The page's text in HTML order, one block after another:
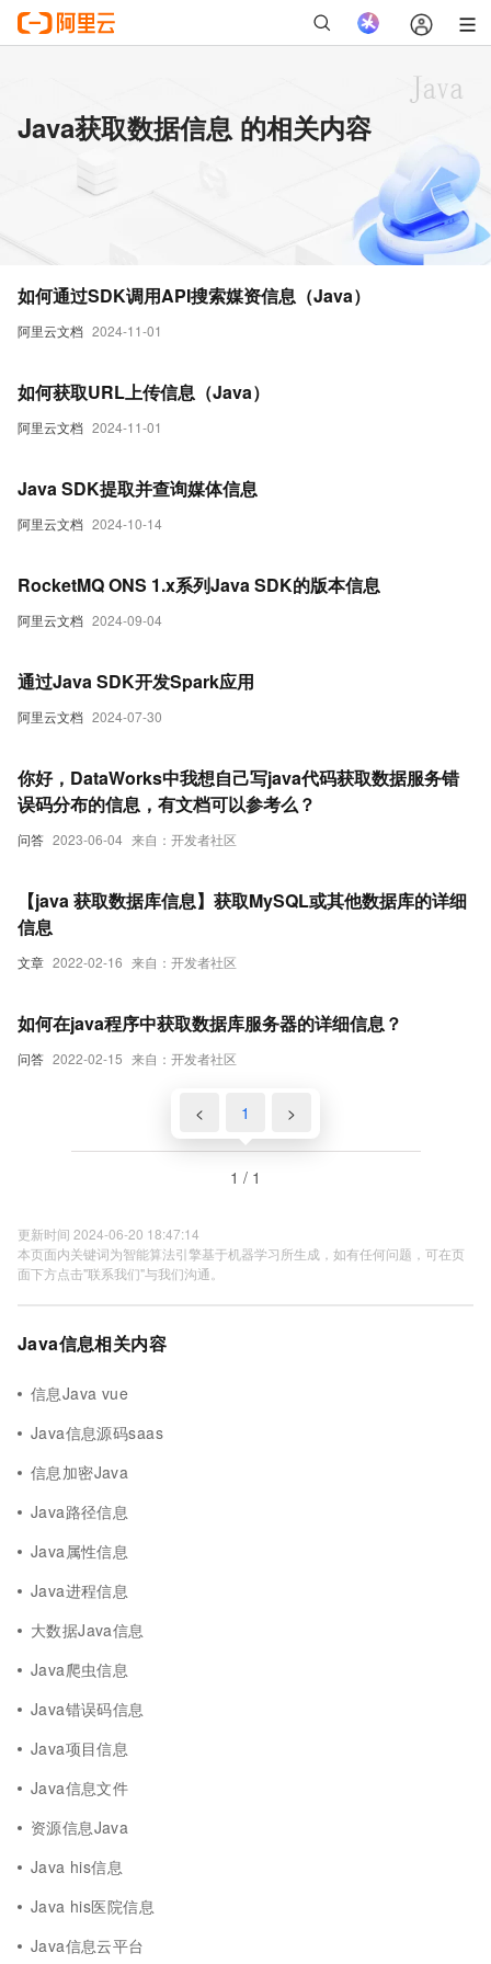
Java获取数据信息 的相关内容
阿里云文档 2024-11-01
如何通过SDK调用API搜索媒资信息（Java）
阿里云文档 2024-11-01
如何获取URL上传信息（Java）
阿里云文档 2024-10-14
Java SDK提取并查询媒体信息
阿里云文档 2024-09-04
RocketMQ ONS 1.x系列Java SDK的版本信息
阿里云文档 2024-07-30
通过Java SDK开发Spark应用
问答 2023-06-04 来自：开发者社区
你好，DataWorks中我想自己写java代码获取数据服务错
误码分布的信息，有文档可以参考么？
文章 2022-02-16 来自：开发者社区
【java 获取数据库信息】获取MySQL或其他数据库的详细
信息
问答 2022-02-15 来自：开发者社区
如何在java程序中获取数据库服务器的详细信息？
< 1 >
1 / 1
更新时间 2024-06-20 18:47:14
本页面内关键词为智能算法引擎基于机器学习所生成，如有任何问题，可在页
面下方点击"联系我们"与我们沟通。
Java信息相关内容
信息Java vue
Java信息源码saas
信息加密Java
Java路径信息
Java属性信息
Java进程信息
大数据Java信息
Java爬虫信息
Java错误码信息
Java项目信息
Java信息文件
资源信息Java
Java his信息
Java his医院信息
Java信息云平台